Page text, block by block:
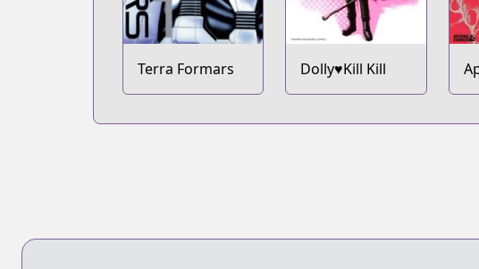
Terra Formars Dolly♥Kill Kill